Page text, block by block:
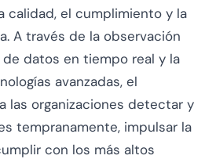
calidad, el cumplimiento y la
A través de la observación
datos en tiempo real y la
avanzadas, el
las organizaciones detectar y
tempranamente, impulsar la
con los más altos